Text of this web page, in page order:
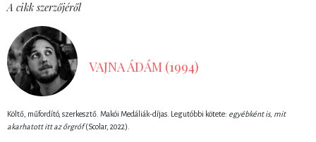
A cikk szerzőjéről
VAJNA ÁDÁM (1994)
Költő, műfordító, szerkesztő. Makói Medáliák-díjas. Legutóbbi kötete: egyébként is, mit
akarhatott itt az őrgróf(Scolar, 2022).